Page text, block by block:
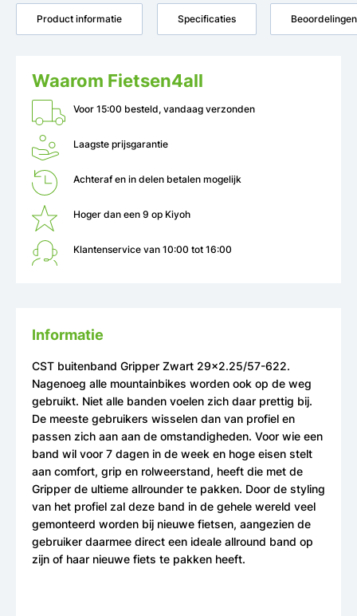
Product informatie Specificaties Beoordelingen
Waarom Fietsen4all
Voor 15:00 besteld, vandaag verzonden
Laagste prijsgarantie
Achteraf en in delen betalen mogelijk
Hoger dan een 9 op Kiyoh
Klantenservice van 10:00 tot 16:00
Informatie
CST buitenband Gripper Zwart 29x2.25/57-622.
Nagenoeg alle mountainbikes worden ook op de weg
gebruikt. Niet alle banden voelen zich daar prettig bij.
De meeste gebruikers wisselen dan van profiel en
passen zich aan aan de omstandigheden. Voor wie een
band wil voor 7 dagen in de week en hoge eisen stelt
aan comfort, grip en rolweerstand, heeft die met de
Gripper de ultieme allrounder te pakken. Door de styling
van het profiel zal deze band in de gehele wereld veel
gemonteerd worden bij nieuwe fietsen, aangezien de
gebruiker daarmee direct een ideale allround band op
zijn of haar nieuwe fiets te pakken heeft.